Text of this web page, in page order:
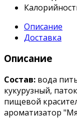
Описание
Доставка
Описание
Состав: вода
кукурузный,
пищевой
ароматизатор